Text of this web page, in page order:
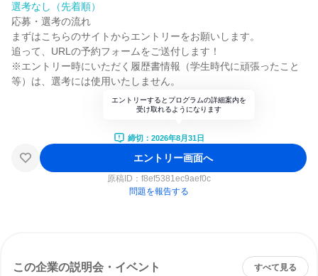
選考なし（先着順）
応募・選考の流れ
まずはこちらのサイトからエントリーをお願いします。
追って、URLの予約フォームをご送付します！
※エントリー時にいただく履歴書情報（学生時代に頑張ったこと
等）は、選考には使用いたしません。
エントリーするとプログラムの詳細案内を
受け取れるようになります
締切：2026年8月31日
エントリー画面へ
原稿ID： f8ef5381ec9aef0c
問題を報告する
この企業の説明会・イベント すべて見る